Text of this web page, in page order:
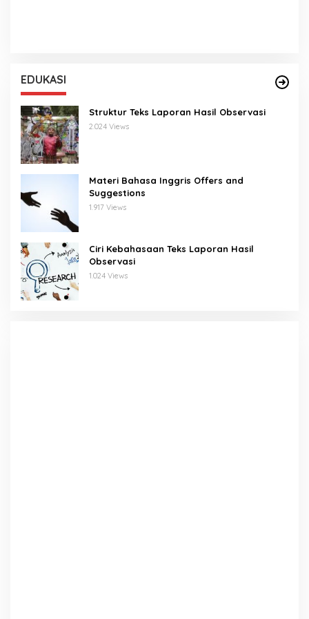
EDUKASI
Struktur Teks Laporan Hasil Observasi
2.024 Views
Materi Bahasa Inggris Offers and
Suggestions
1.917 Views
Ciri Kebahasaan Teks Laporan Hasil
Observasi
1.024 Views